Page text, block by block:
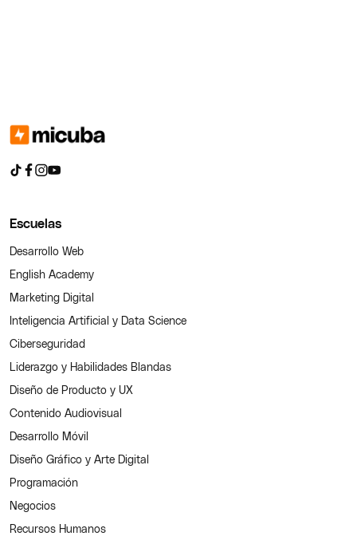
Escuelas
Desarrollo Web
English Academy
Marketing Digital
Inteligencia Artificial y Data Science
Ciberseguridad
Liderazgo y Habilidades Blandas
Diseño de Producto y UX
Contenido Audiovisual
Desarrollo Móvil
Diseño Gráfico y Arte Digital
Programación
Negocios
Recursos Humanos